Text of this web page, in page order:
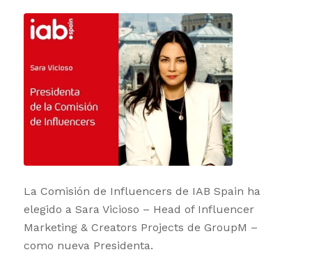
La Comisión de Influencers de IAB Spain ha
elegido a Sara Vicioso – Head of Influencer
Marketing & Creators Projects de GroupM –
como nueva Presidenta.